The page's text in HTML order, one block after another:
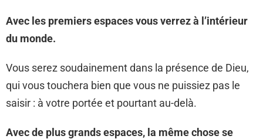
Avec les premiers espaces vous verrez à l’intérieur
du monde.
Vous serez soudainement dans la présence de Dieu,
qui vous touchera bien que vous ne puissiez pas le
saisir : à votre portée et pourtant au-delà.
Avec de plus grands espaces, la même chose se